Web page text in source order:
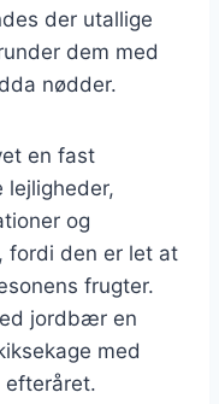
der utallige
dem med
nødder.
en fast
lejligheder,
og
fordi den er let at
frugter.
jordbær en
med